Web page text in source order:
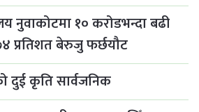
नुवाकोटमा १० करोडभन्दा बढी
प्रतिशत बेरुजु फर्छयौट
दुई कृति सार्वजनिक